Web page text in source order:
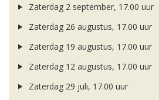
Zaterdag 2 september, 17.00 uur
Zaterdag 26 augustus, 17.00 uur
Zaterdag 19 augustus, 17.00 uur
Zaterdag 12 augustus, 17.00 uur
Zaterdag 29 juli, 17.00 uur